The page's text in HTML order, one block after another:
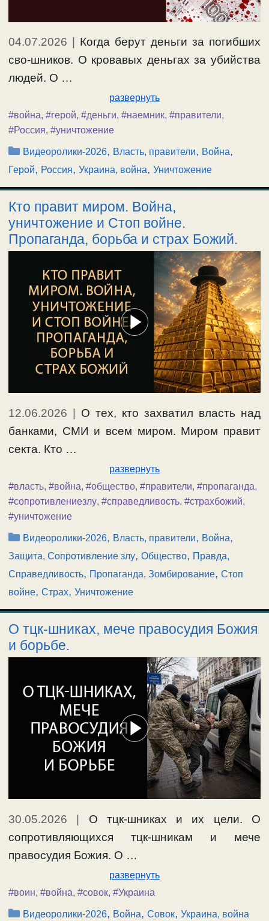
04.07.2026
Когда берут деньги за погибших
сво-шников. О кровавых деньгах за убийства
людей. О …
развернуть
#война, #герой, #деньги, #наемник, #правители,
#Россия, #уничтожение
Рубрики
Видеоролики-2026, Власть, правители, Война,
Герой, Россия, Украина, война, Уничтожение
Кто правит миром. Война,
уничтожение и Стоп войне.
Пропаганда, борьба и страх Божий.
12.06.2026
О тех, кто захватил власть над
банками, СМИ и всем миром. Миром правит
секта. Кто …
развернуть
#власть, #война, #общество, #правители, #пропаганда,
#сопротивлениезлу, #справедливость, #страхбожий,
#уничтожение
Рубрики
Видеоролики-2026, Власть, правители, Война,
Защита, Сопротивление злу, Общество, Правда,
Справедливость, Пропаганда, Зомбирование, Стоп
войне, Страх, Уничтожение
О тцк-шниках, мече правосудия Божия
и борьбе.
30.05.2026 | О тцк-шниках и их цели. О
сопротивляющихся тцк-шникам и мече
правосудия Божия. О …
развернуть
#воин, #война, #совок, #Украина
Рубрики
Видеоролики-2026, Война,Совок,Украина, война